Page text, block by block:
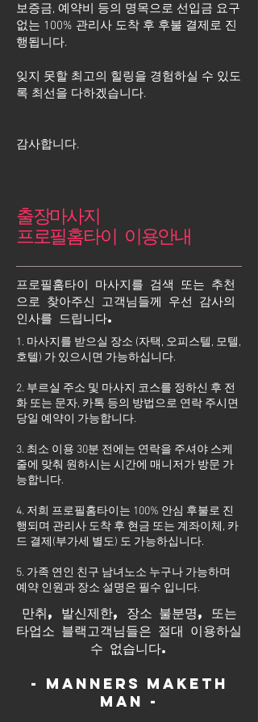
보증금, 예약비 등의 명목으로 선입금 요구
없는 100% 관리사 도착 후 후불 결제로 진
행됩니다.
잊지 못할 최고의 힐링을 경험하실 수 있도
록 최선을 다하겠습니다.
​감사합니다.
출장마사지
프로필홈타이 이용안내
프로필홈타이 마사지를 검색 또는 추천
으로 찾아주신 고객님들께 우선 감사의
인사를 드립니다.
1. 마사지를 받으실 장소 (자택, 오피스텔, 모텔,
호텔) 가 있으시면 가능하십니다.
2. 부르실 주소 및 마사지 코스를 정하신 후 전
화 또는 문자, 카톡 등의 방법으로 연락 주시면
당일 예약이 가능합니다.
3. 최소 이용 30분 전에는 연락을 주셔야 스케
줄에 맞춰 원하시는 시간에 매니저가 방문 가
능합니다.
4. 저희 프로필홈타이는 100% 안심 후불로 진
행되며 관리사 도착 후 현금 또는 계좌이체, 카
드 결제(부가세 별도) 도 가능하십니다.
5. 가족 연인 친구 남녀노소 누구나 가능하며
예약 인원과 장소 설명은 필수 입니다.
만취, 발신제한, 장소 불분명, 또는
타업소 블랙고객님들은 절대 이용하실
수 없습니다.
- Manners maketh
man -